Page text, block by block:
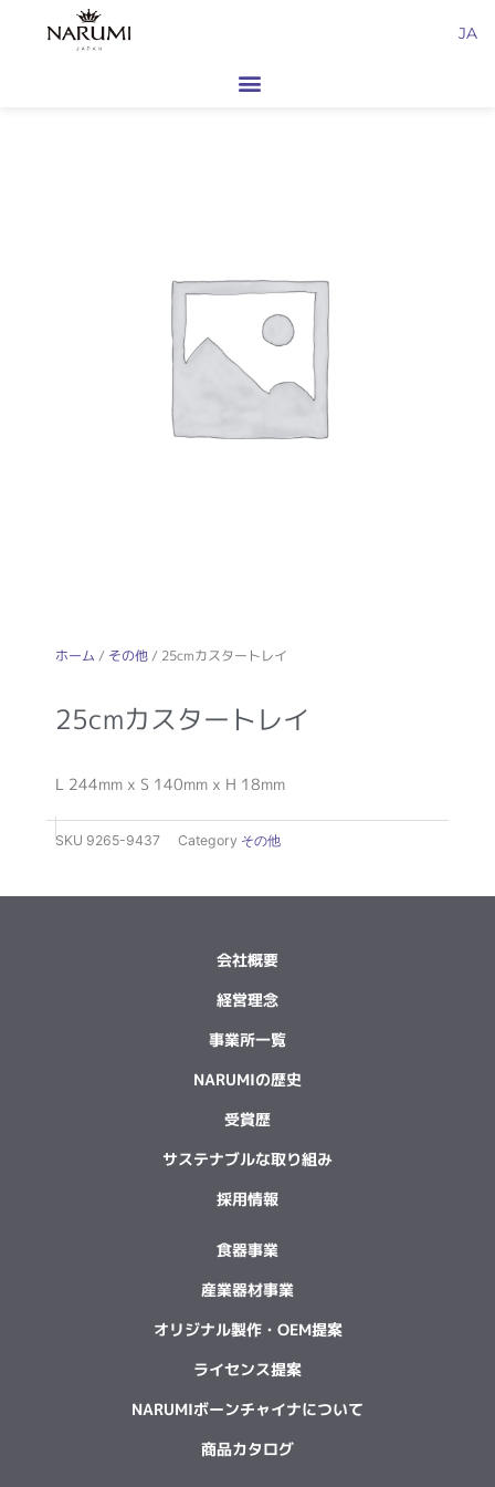
JA
ホーム / その他/ 25cmカスタートレイ
25cmカスタートレイ
L 244mm x S 140mm x H 18mm
SKU 9265-9437 Category その他
会社概要
経営理念
事業所一覧
NARUMIの歴史
受賞歴
サステナブルな取り組み
採用情報
食器事業
産業器材事業
オリジナル製作・OEM提案
ライセンス提案
NARUMIボーンチャイナについて
商品カタログ